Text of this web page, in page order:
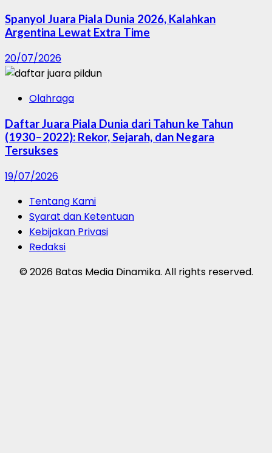
Spanyol Juara Piala Dunia 2026, Kalahkan
Argentina Lewat Extra Time
20/07/2026
Olahraga
Daftar Juara Piala Dunia dari Tahun ke Tahun
(1930–2022): Rekor, Sejarah, dan Negara
Tersukses
19/07/2026
Tentang Kami
Syarat dan Ketentuan
Kebijakan Privasi
Redaksi